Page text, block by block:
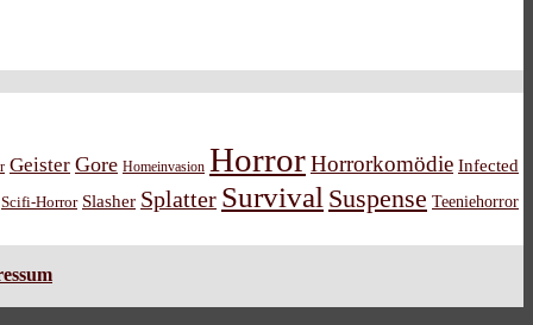
Geister Gore Homeinvasion HorrorHorrorkomödie Infected
Scifi-Horror Slasher Splatter Survival Suspense Teeniehorror